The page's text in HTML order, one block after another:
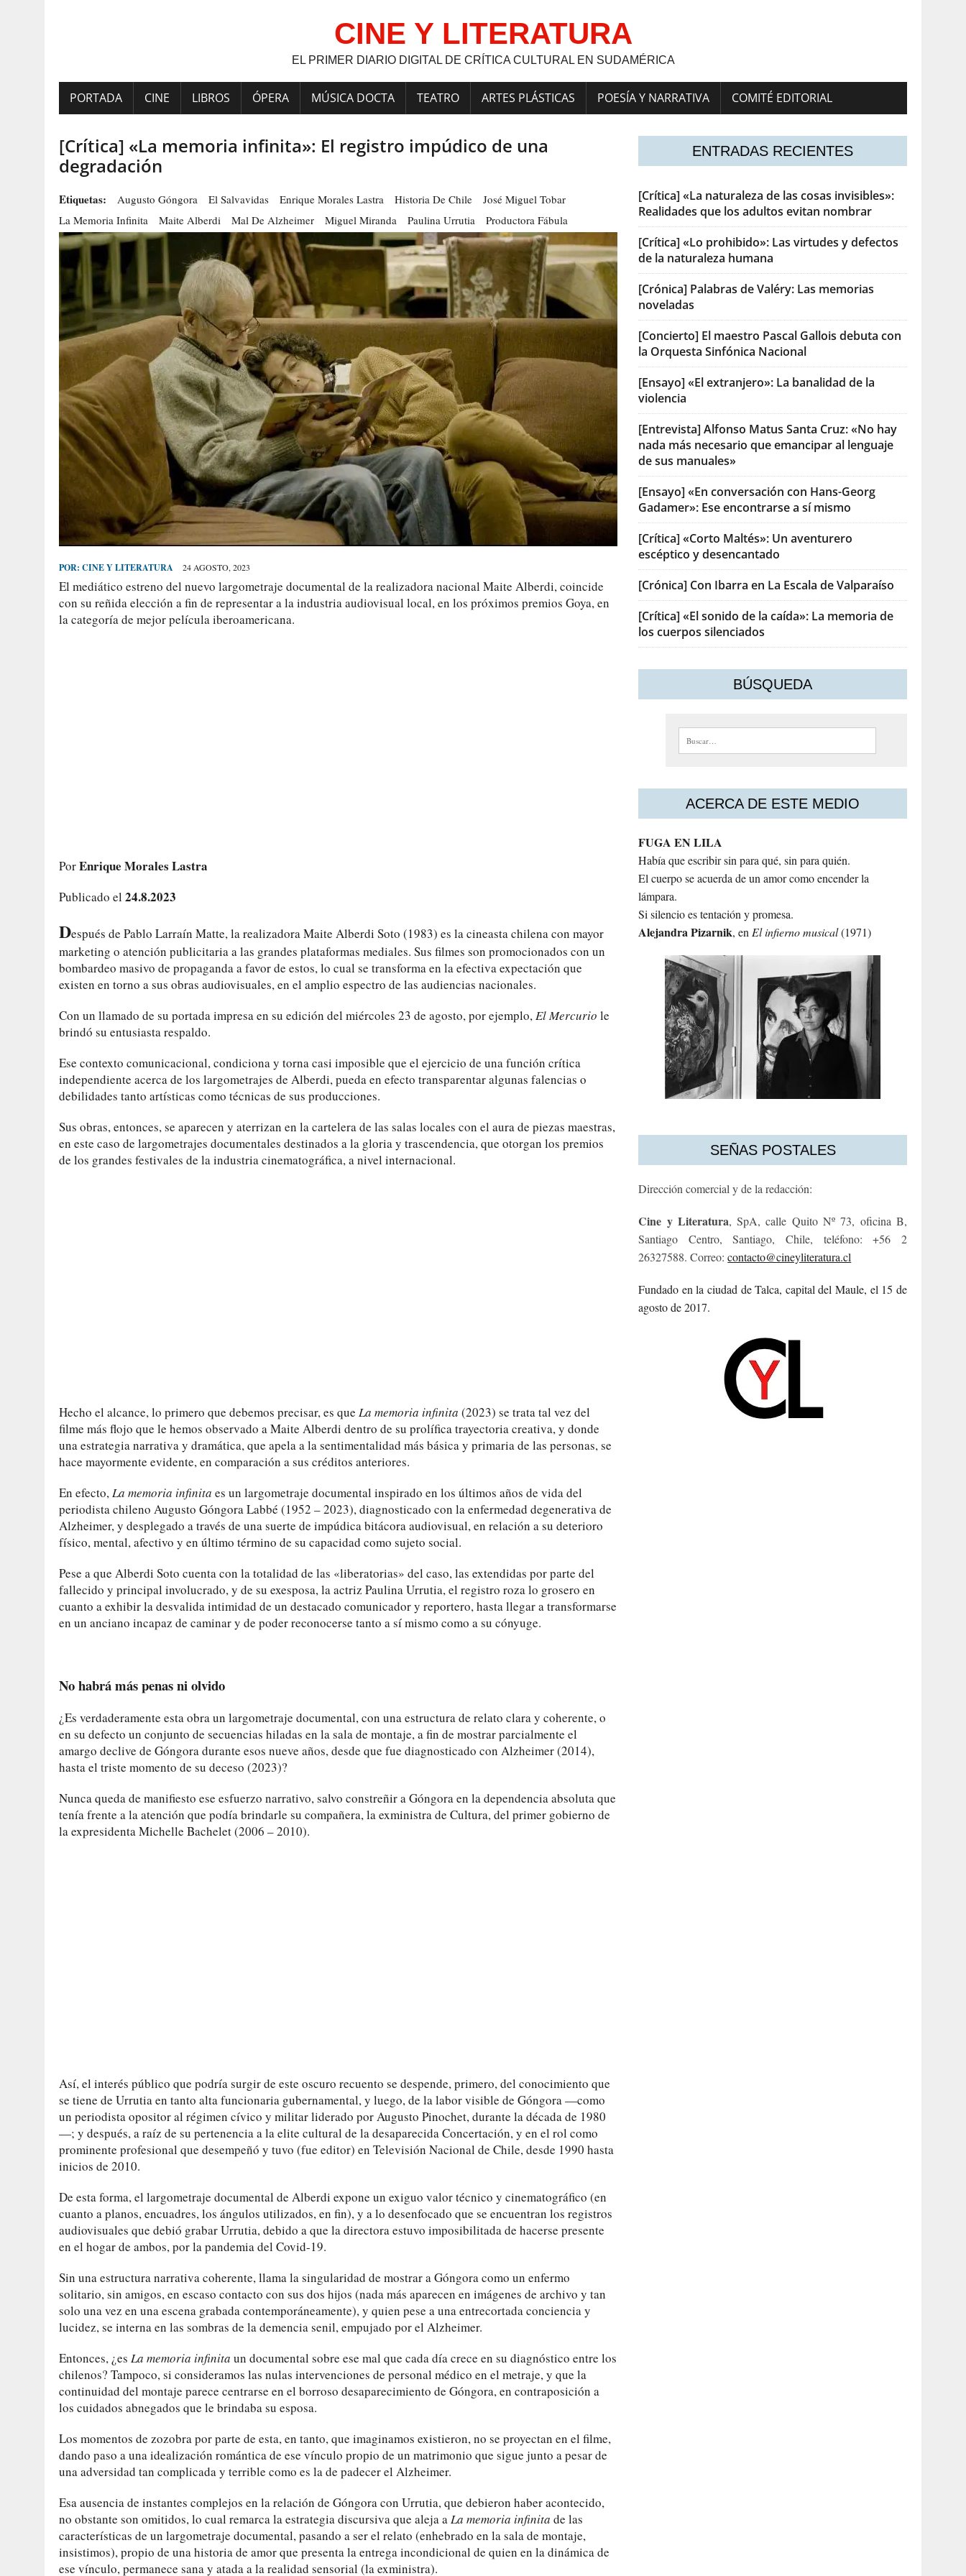
CINE Y LITERATURA
EL PRIMER DIARIO DIGITAL DE CRÍTICA CULTURAL EN SUDAMÉRICA
PORTADA CINE LIBROS ÓPERA MÚSICA DOCTA TEATRO ARTES PLÁSTICAS POESÍA Y NARRATIVA COMITÉ EDITORIAL
[Crítica] «La memoria infinita»: El registro impúdico de una
degradación
Etiquetas: Augusto Góngora El Salvavidas Enrique Morales Lastra Historia De Chile
José Miguel Tobar
La Memoria Infinita
Maite Alberdi Mal De Alzheimer Miguel Miranda Paulina Urrutia Productora Fábula
POR: CINE Y LITERATURA 24 AGOSTO, 2023
El mediático estreno del nuevo largometraje documental de la realizadora nacional Maite Alberdi, coincide
con su reñida elección a fin de representar a la industria audiovisual local, en los próximos premios Goya, en
la categoría de mejor película iberoamericana.
PorEnrique Morales Lastra
Publicado el 24.8.2023
Después de Pablo Larraín Matte, la realizadora Maite Alberdi Soto (1983) es la cineasta chilena con mayor
marketing o atención publicitaria a las grandes plataformas mediales. Sus filmes son promocionados con un
bombardeo masivo de propaganda a favor de estos, lo cual se transforma en la efectiva expectación que
existen en torno a sus obras audiovisuales, en el amplio espectro de las audiencias nacionales.
Con un llamado de su portada impresa en su edición del miércoles 23 de agosto, por ejemplo,El Mercurio le
brindó su entusiasta respaldo.
Ese contexto comunicacional, condiciona y torna casi imposible que el ejercicio de una función crítica
independiente acerca de los largometrajes de Alberdi, pueda en efecto transparentar algunas falencias o
debilidades tanto artísticas como técnicas de sus producciones.
Sus obras, entonces, se aparecen y aterrizan en la cartelera de las salas locales con el aura de piezas maestras,
en este caso de largometrajes documentales destinados a la gloria y trascendencia, que otorgan los premios
de los grandes festivales de la industria cinematográfica, a nivel internacional.
Hecho el alcance, lo primero que debemos precisar, es que La memoria infinita (2023) se trata tal vez del
filme más flojo que le hemos observado a Maite Alberdi dentro de su prolífica trayectoria creativa, y donde
una estrategia narrativa y dramática, que apela a la sentimentalidad más básica y primaria de las personas, se
hace mayormente evidente, en comparación a sus créditos anteriores.
En efecto,La memoria infinita es un largometraje documental inspirado en los últimos años de vida del
periodista chileno Augusto Góngora Labbé (1952 – 2023), diagnosticado con la enfermedad degenerativa de
Alzheimer, y desplegado a través de una suerte de impúdica bitácora audiovisual, en relación a su deterioro
físico, mental, afectivo y en último término de su capacidad como sujeto social.
Pese a que Alberdi Soto cuenta con la totalidad de las «liberatorias» del caso, las extendidas por parte del
fallecido y principal involucrado, y de su exesposa, la actriz Paulina Urrutia, el registro roza lo grosero en
cuanto a exhibir la desvalida intimidad de un destacado comunicador y reportero, hasta llegar a transformarse
en un anciano incapaz de caminar y de poder reconocerse tanto a sí mismo como a su cónyuge.
No habrá más penas ni olvido
¿Es verdaderamente esta obra un largometraje documental, con una estructura de relato clara y coherente, o
en su defecto un conjunto de secuencias hiladas en la sala de montaje, a fin de mostrar parcialmente el
amargo declive de Góngora durante esos nueve años, desde que fue diagnosticado con Alzheimer (2014),
hasta el triste momento de su deceso (2023)?
Nunca queda de manifiesto ese esfuerzo narrativo, salvo constreñir a Góngora en la dependencia absoluta que
tenía frente a la atención que podía brindarle su compañera, la exministra de Cultura, del primer gobierno de
la expresidenta Michelle Bachelet (2006 – 2010).
Así, el interés público que podría surgir de este oscuro recuento se despende, primero, del conocimiento que
se tiene de Urrutia en tanto alta funcionaria gubernamental, y luego, de la labor visible de Góngora —como
un periodista opositor al régimen cívico y militar liderado por Augusto Pinochet, durante la década de 1980
—; y después, a raíz de su pertenencia a la elite cultural de la desaparecida Concertación, y en el rol como
prominente profesional que desempeñó y tuvo (fue editor) en Televisión Nacional de Chile, desde 1990 hasta
inicios de 2010.
De esta forma, el largometraje documental de Alberdi expone un exiguo valor técnico y cinematográfico (en
cuanto a planos, encuadres, los ángulos utilizados, en fin), y a lo desenfocado que se encuentran los registros
audiovisuales que debió grabar Urrutia, debido a que la directora estuvo imposibilitada de hacerse presente
en el hogar de ambos, por la pandemia del Covid-19.
Sin una estructura narrativa coherente, llama la singularidad de mostrar a Góngora como un enfermo
solitario, sin amigos, en escaso contacto con sus dos hijos (nada más aparecen en imágenes de archivo y tan
solo una vez en una escena grabada contemporáneamente), y quien pese a una entrecortada conciencia y
lucidez, se interna en las sombras de la demencia senil, empujado por el Alzheimer.
Entonces, ¿es La memoria infinita un documental sobre ese mal que cada día crece en su diagnóstico entre los
chilenos? Tampoco, si consideramos las nulas intervenciones de personal médico en el metraje, y que la
continuidad del montaje parece centrarse en el borroso desaparecimiento de Góngora, en contraposición a
los cuidados abnegados que le brindaba su esposa.
Los momentos de zozobra por parte de esta, en tanto, que imaginamos existieron, no se proyectan en el filme,
dando paso a una idealización romántica de ese vínculo propio de un matrimonio que sigue junto a pesar de
una adversidad tan complicada y terrible como es la de padecer el Alzheimer.
Esa ausencia de instantes complejos en la relación de Góngora con Urrutia, que debieron haber acontecido,
no obstante son omitidos, lo cual remarca la estrategia discursiva que aleja aLa memoria infinita de las
características de un largometraje documental, pasando a ser el relato (enhebrado en la sala de montaje,
insistimos), propio de una historia de amor que presenta la entrega incondicional de quien en la dinámica de
ese vínculo, permanece sana y atada a la realidad sensorial (la exministra).
ENTRADAS RECIENTES
[Crítica] «La naturaleza de las cosas invisibles»:
Realidades que los adultos evitan nombrar
[Crítica] «Lo prohibido»: Las virtudes y defectos
de la naturaleza humana
[Crónica] Palabras de Valéry: Las memorias
noveladas
[Concierto] El maestro Pascal Gallois debuta con
la Orquesta Sinfónica Nacional
[Ensayo] «El extranjero»: La banalidad de la
violencia
[Entrevista] Alfonso Matus Santa Cruz: «No hay
nada más necesario que emancipar al lenguaje
de sus manuales»
[Ensayo] «En conversación con Hans-Georg
Gadamer»: Ese encontrarse a sí mismo
[Crítica] «Corto Maltés»: Un aventurero
escéptico y desencantado
[Crónica] Con Ibarra en La Escala de Valparaíso
[Crítica] «El sonido de la caída»: La memoria de
los cuerpos silenciados
BÚSQUEDA
Buscar:
ACERCA DE ESTE MEDIO
FUGA EN LILA
Había que escribir sin para qué, sin para quién.
El cuerpo se acuerda de un amor como encender la
lámpara.
Si silencio es tentación y promesa.
AlejandraPizarnik, enEl infierno musical(1971)
SEÑAS POSTALES
Dirección comercial y de la redacción:
Cine y Literatura, SpA, calle Quito Nº 73, oficina B,
Santiago Centro, Santiago, Chile, teléfono: +56 2
26327588. Correo:contacto@cineyliteratura.cl
Fundado en la ciudad de Talca, capital del Maule, el 15 de
agosto de 2017.